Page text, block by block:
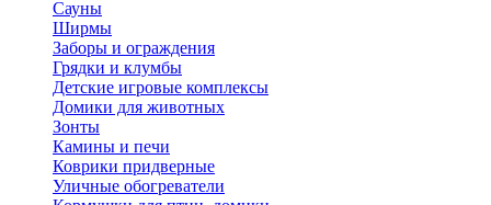
Сауны
Ширмы
Заборы и ограждения
Грядки и клумбы
Детские игровые комплексы
Домики для животных
Зонты
Камины и печи
Коврики придверные
Уличные обогреватели